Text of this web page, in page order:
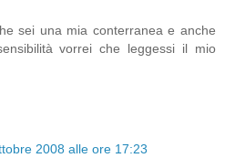
sei una mia conterranea e anche
vorrei che leggessi il mio
2008 alle ore 17:23